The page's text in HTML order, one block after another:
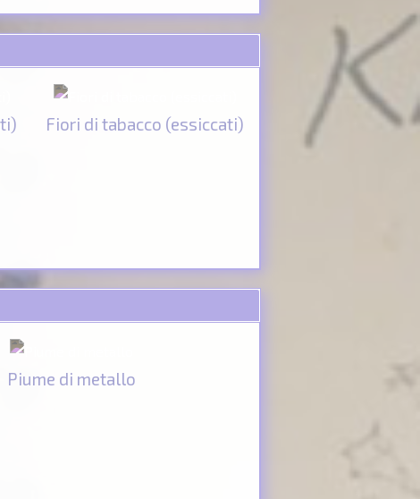
Fiori di tabacco (essiccati)
Piume di metallo